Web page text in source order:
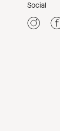
Social